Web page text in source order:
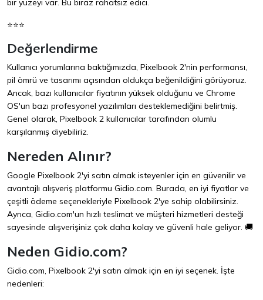
bir yüzeyi var. Bu biraz rahatsız edici.
⭐⭐⭐
Değerlendirme
Kullanıcı yorumlarına baktığımızda, Pixelbook 2'nin performansı,
pil ömrü ve tasarımı açısından oldukça beğenildiğini görüyoruz.
Ancak, bazı kullanıcılar fiyatının yüksek olduğunu ve Chrome
OS'un bazı profesyonel yazılımları desteklemediğini belirtmiş.
Genel olarak, Pixelbook 2 kullanıcılar tarafından olumlu
karşılanmış diyebiliriz.
Nereden Alınır?
Google Pixelbook 2'yi satın almak isteyenler için en güvenilir ve
avantajlı alışveriş platformu Gidio.com. Burada, en iyi fiyatlar ve
çeşitli ödeme seçenekleriyle Pixelbook 2'ye sahip olabilirsiniz.
Ayrıca, Gidio.com'un hızlı teslimat ve müşteri hizmetleri desteği
sayesinde alışverişiniz çok daha kolay ve güvenli hale geliyor. 🚚
Neden Gidio.com?
Gidio.com, Pixelbook 2'yi satın almak için en iyi seçenek. İşte
nedenleri: